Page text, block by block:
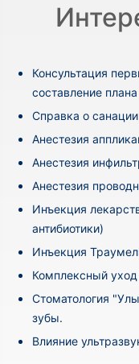
Консультация
составление
Cправка о
Анестезия
Анестезия
Анестезия
Инъекция
антибиотики)
Инъекция
Комплексный
Стоматология
зубы.
Влияние